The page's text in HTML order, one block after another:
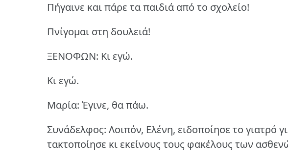
Πήγαινε και πάρε τα παιδιά από το σχολείο!
Πνίγομαι στη δουλειά!
ΞΕΝΟΦΩΝ: Κι εγώ.
Κι εγώ.
Μαρία: Έγινε, θα πάω.
Συνάδελφος: Λοιπόν, Ελένη, ειδοποίησε το γιατρό
τακτοποίησε κι εκείνους τους φακέλους των